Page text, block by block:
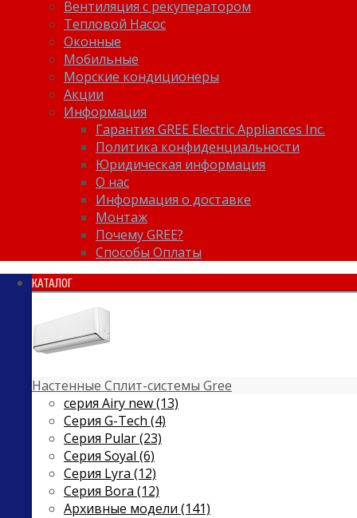
Вентиляция с рекуператором
Тепловой Насос
Оконные
Мобильные
Морские кондиционеры
Акции
Информация
Гарантия GREE Electric Appliances Inc.
Политика конфиденциальности
Юридическая информация
О нас
Информация о доставке
Монтаж
Почему GREE?
Способы Оплаты
КАТАЛОГ
Настенные Сплит-системы Gree
серия Airy new (13)
Серия G-Tech (4)
Серия Pular (23)
Cерия Soyal (6)
Серия Lyra (12)
Серия Bora (12)
Архивные модели (141)